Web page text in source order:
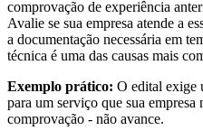
comprovação de experiência
Avalie se sua empresa atende a
a documentação necessária em
técnica é uma das causas mais
Exemplo prático: O edital exige
para um serviço que sua
comprovação - não avance.